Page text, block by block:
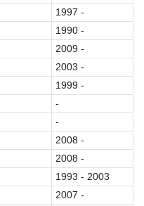
1997 -
1990 -
2009 -
2003 -
1999 -
-
-
2008 -
2008 -
1993 - 2003
2007 -